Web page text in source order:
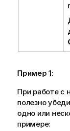
Пример 1:
При работе с
полезно
одно или
примере: